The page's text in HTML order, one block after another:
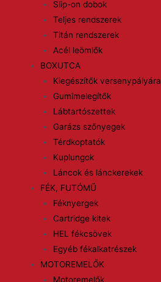
Slip-on dobok
Teljes rendszerek
Titán rendszerek
Acél leömlők
BOXUTCA
Kiegészítők versenypályára
Gumimelegítők
Lábtartószettek
Garázs szőnyegek
Térdkoptatók
Kuplungok
Láncok és lánckerekek
FÉK, FUTÓMŰ
Féknyergek
Cartridge kitek
HEL fékcsövek
Egyéb fékalkatrészek
MOTOREMELŐK
Motoremelők